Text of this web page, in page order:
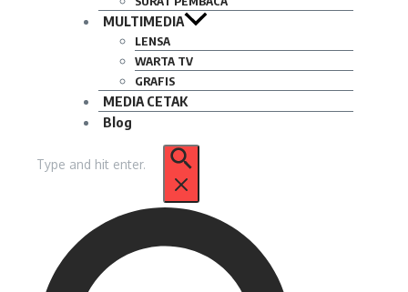
MULTIMEDIA
LENSA
WARTA TV
GRAFIS
MEDIA CETAK
Blog
untuk: